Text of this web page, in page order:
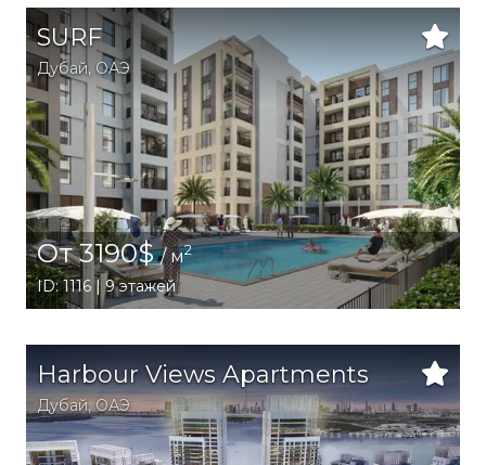
SURF
Дубай, ОАЭ
От 3190$/ м2
ID: 1116 | 9 этажей
Harbour Views Apartments
Дубай,ОАЭ